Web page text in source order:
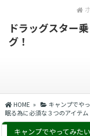
ドラッグスター
グ！
HOME » キャンプでや
眠る為に必須な３つのアイテム
キャンプでやってみたい